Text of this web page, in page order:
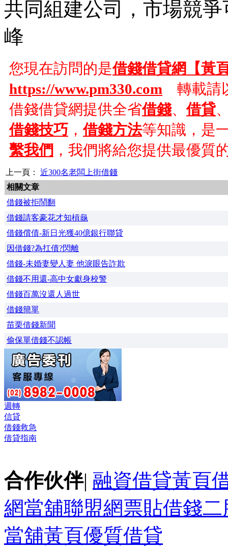
共同組建公司，市場競
峰
您現在訪問的是借錢借貸網【黃
https://www.pm330.com 轉載請
借錢借貸網提供全省借錢、借貸
借錢技巧 ，借錢方法等知識，是
繫我們 ，我們將給您提供最優質
上一頁： 近300名老闆上街借錢
相關文章
借錢被拒鬧翻
借錢請客豪花才知槓龜
借錢償債-新日光獲40億銀行聯貸
因借錢?為扛債?閃離
借錢-未婚妻變人妻 他淚眼告詐欺
借錢不用還-高中女獻身校警
借錢百萬沒還人過世
借錢簡單
苗栗借錢新聞
偷保單借錢不認帳
週轉
信貸
借錢救急
借貸指南
合作伙伴| 融資借貸黃頁
網當舖聯盟網票貼借錢二
當舖黃頁優質借貸